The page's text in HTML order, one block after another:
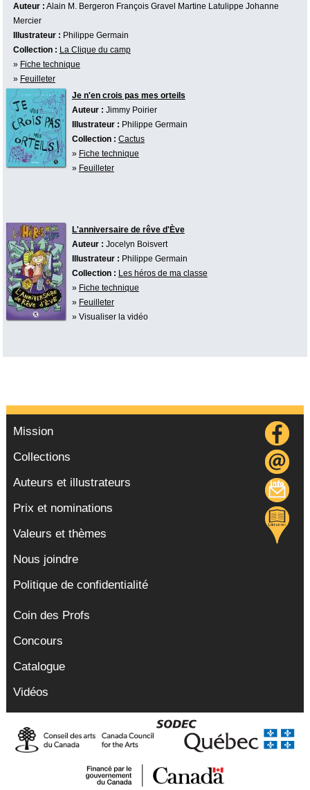
Auteur : Alain M. Bergeron François Gravel Martine Latulippe Johanne
Mercier
Illustrateur : Philippe Germain
Collection : La Clique du camp
» Fiche technique
» Feuilleter
Je n'en crois pas mes orteils
Auteur : Jimmy Poirier
Illustrateur : Philippe Germain
Collection : Cactus
» Fiche technique
» Feuilleter
L'anniversaire de rêve d'Ève
Auteur : Jocelyn Boisvert
Illustrateur : Philippe Germain
Collection : Les héros de ma classe
» Fiche technique
» Feuilleter
» Visualiser la vidéo
Mission
Collections
Auteurs et illustrateurs
Prix et nominations
Valeurs et thèmes
Nous joindre
Politique de confidentialité
Coin des Profs
Concours
Catalogue
Vidéos